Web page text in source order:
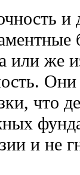
и
или же
что
и не